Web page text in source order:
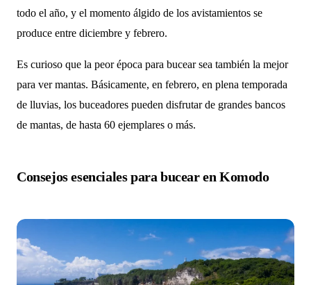
todo el año, y el momento álgido de los avistamientos se
produce entre diciembre y febrero.
Es curioso que la peor época para bucear sea también la mejor
para ver mantas. Básicamente, en febrero, en plena temporada
de lluvias, los buceadores pueden disfrutar de grandes bancos
de mantas, de hasta 60 ejemplares o más.
Consejos esenciales para bucear en Komodo